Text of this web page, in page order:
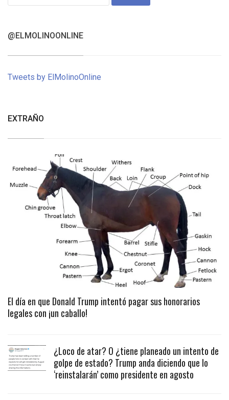
@ELMOLINOONLINE
Tweets by ElMolinoOnline
EXTRAÑO
El día en que Donald Trump intentó pagar sus honorarios
legales con ¡un caballo!
¿Loco de atar? O ¿tiene planeado un intento de
golpe de estado? Trump anda diciendo que lo
‘reinstalarán’ como presidente en agosto